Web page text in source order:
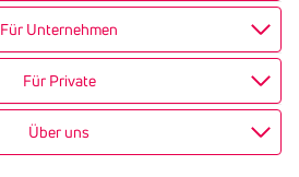
Für Unternehmen
Für Private
Über uns